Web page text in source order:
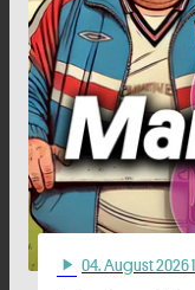
play_arrow 04. August 2026